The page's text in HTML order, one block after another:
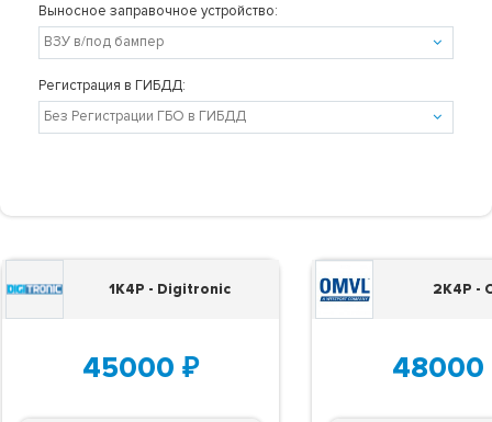
Выносное заправочное устройство:
Регистрация в ГИБДД:
1K4P - Digitronic
45000 ₽
2K4P -
48000